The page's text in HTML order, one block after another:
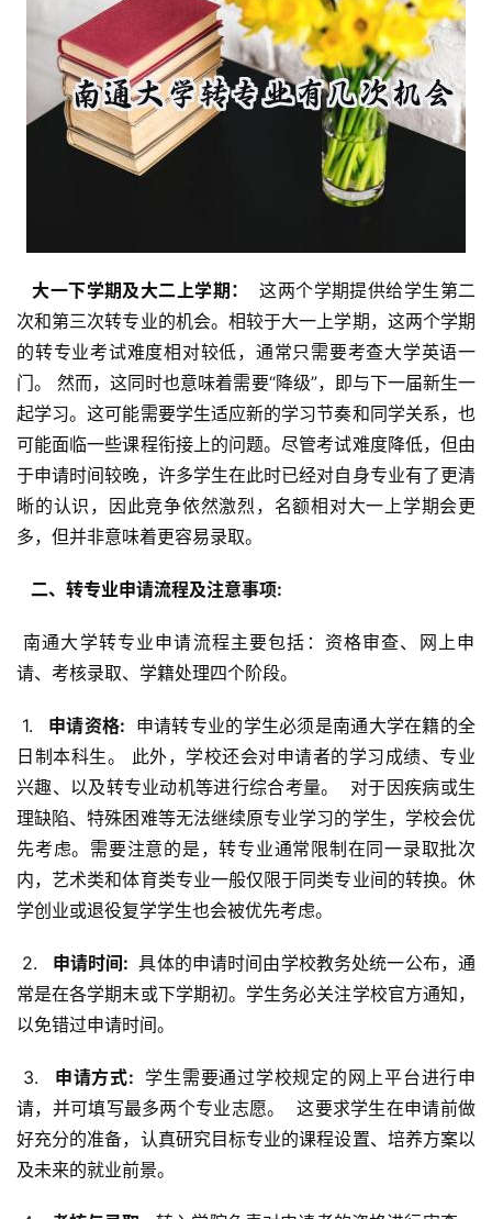
  大一下学期及大二上学期：
这两个学期提供给学生第二
次和第三次转专业的机会。相较于大一上学期，这两个学期
的转专业考试难度相对较低，通常只需要考查大学英语一
门。 然而，这同时也意味着需要“降级”，即与下一届新生一
起学习。这可能需要学生适应新的学习节奏和同学关系，也
可能面临一些课程衔接上的问题。尽管考试难度降低，但由
于申请时间较晚，许多学生在此时已经对自身专业有了更清
晰的认识，因此竞争依然激烈，名额相对大一上学期会更
多，但并非意味着更容易录取。
  二、转专业申请流程及注意事项:
请、考核录取、学籍处理四个阶段。
1.
  申请资格:
申请转专业的学生必须是南通大学在籍的全
日制本科生。 此外，学校还会对申请者的学习成绩、专业
兴趣、以及转专业动机等进行综合考量。  对于因疾病或生
理缺陷、特殊困难等无法继续原专业学习的学生，学校会优
先考虑。需要注意的是，转专业通常限制在同一录取批次
内，艺术类和体育类专业一般仅限于同类专业间的转换。休
学创业或退役复学学生也会被优先考虑。
2.
  申请时间:
具体的申请时间由学校教务处统一公布，通
常是在各学期末或下学期初。学生务必关注学校官方通知，
以免错过申请时间。
3.
  申请方式:
学生需要通过学校规定的网上平台进行申
请，并可填写最多两个专业志愿。  这要求学生在申请前做
好充分的准备，认真研究目标专业的课程设置、培养方案以
及未来的就业前景。